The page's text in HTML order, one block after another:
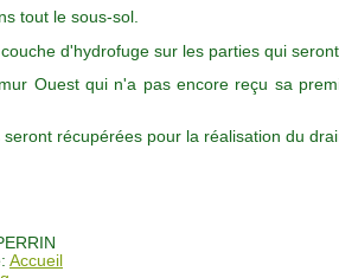
tout le sous-sol.
d'hydrofuge sur les parties qui
Ouest qui n'a pas encore reçu sa
seront récupérées pour la réalisation du
Accueil